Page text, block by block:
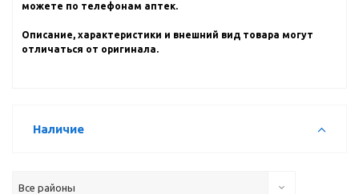
можете по телефонам аптек.
Описание, характеристики и внешний вид товара могут
отличаться от оригинала.
Наличие
Все районы